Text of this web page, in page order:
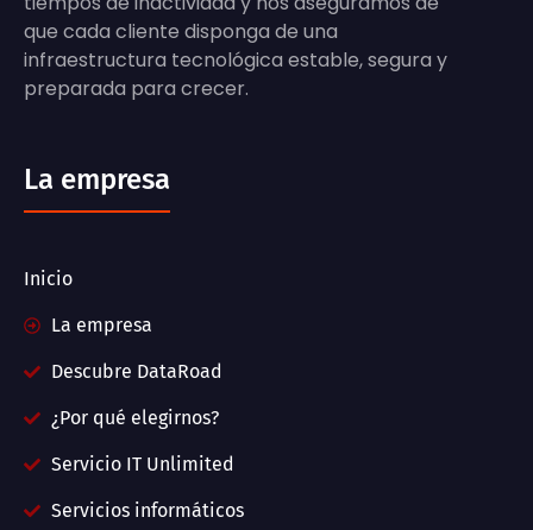
que cada cliente disponga de una
infraestructura tecnológica estable, segura y
preparada para crecer.
La empresa
Inicio
La empresa
Descubre DataRoad
¿Por qué elegirnos?
Servicio IT Unlimited
Servicios informáticos